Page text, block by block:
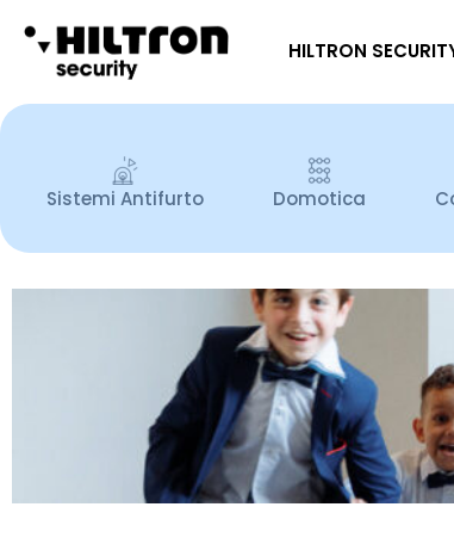
HILTRON
Sistemi Antifurto Domotica